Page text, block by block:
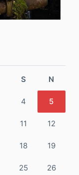
S N
4 5
11 12
18 19
25 26